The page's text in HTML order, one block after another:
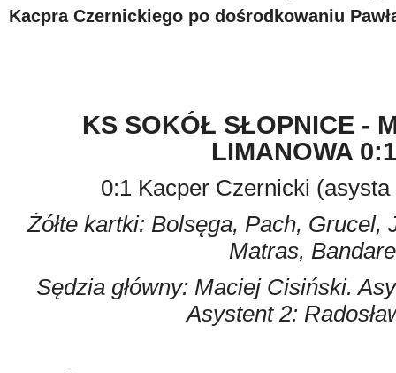
Kacpra Czernickiego po dośrodkowaniu
KS SOKÓŁ SŁOPNICE -
LIMANOWA 0:1
0:1 Kacper Czernicki (asysta
Żółte kartki: Bolsęga, Pach, Grucel,
Matras,
Sędzia główny: Maciej Cisiński.
Asystent 2: